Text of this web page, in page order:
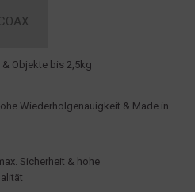
Objekte bis 2,5kg
Wiederholgenauigkeit & Made in
Sicherheit & hohe